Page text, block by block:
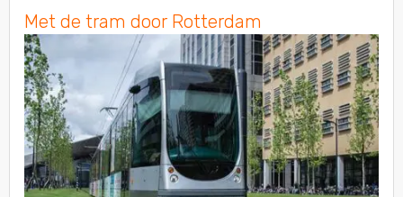
Met de tram door Rotterdam